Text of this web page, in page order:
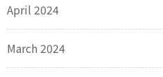
April 2024
March 2024